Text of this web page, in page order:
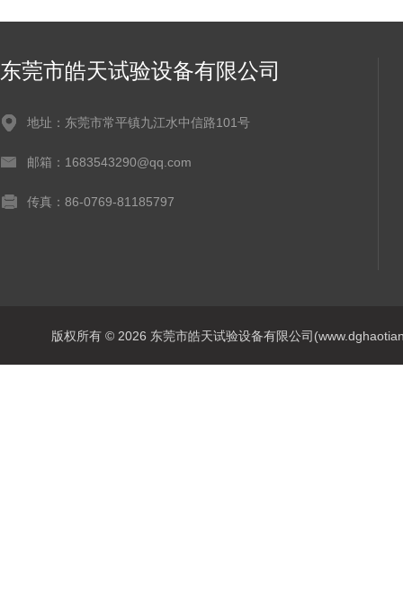
东莞市皓天试验设备有限公司
地址：东莞市常平镇九江水中信路101号
邮箱：1683543290@qq.com
传真：86-0769-81185797
版权所有 © 2026 东莞市皓天试验设备有限公司